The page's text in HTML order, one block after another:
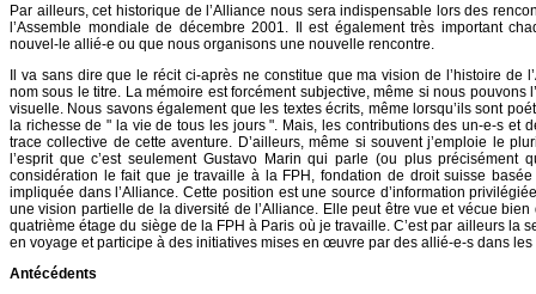
Par ailleurs, cet historique de l’Alliance nous sera indispensable lors des
l’Assemble mondiale de décembre 2001. Il est également très important
nouvel-le allié-e ou que nous organisons une nouvelle rencontre.
Il va sans dire que le récit ci-après ne constitue que ma vision de l’histoire de
nom sous le titre. La mémoire est forcément subjective, même si nous pouvons
visuelle. Nous savons également que les textes écrits, même lorsqu’ils sont
la richesse de " la vie de tous les jours ". Mais, les contributions des un-e-s et
trace collective de cette aventure. D’ailleurs, même si souvent j’emploie le
l’esprit que c’est seulement Gustavo Marin qui parle (ou plus précisément
considération le fait que je travaille à la FPH, fondation de droit suisse
impliquée dans l’Alliance. Cette position est une source d’information
une vision partielle de la diversité de l’Alliance. Elle peut être vue et vécue
quatrième étage du siège de la FPH à Paris où je travaille. C’est par ailleurs la
en voyage et participe à des initiatives mises en œuvre par des allié-e-s dans
Antécédents